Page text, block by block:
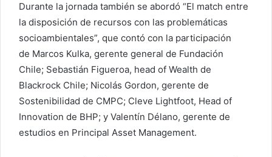
Durante la jornada también se abordó “El match entre
la disposición de recursos con las problemáticas
socioambientales”, que contó con la participación
de Marcos Kulka, gerente general de Fundación
Chile; Sebastián Figueroa, head of Wealth de
Blackrock Chile; Nicolás Gordon, gerente de
Sostenibilidad de CMPC; Cleve Lightfoot, Head of
Innovation de BHP; y Valentín Délano, gerente de
estudios en Principal Asset Management.